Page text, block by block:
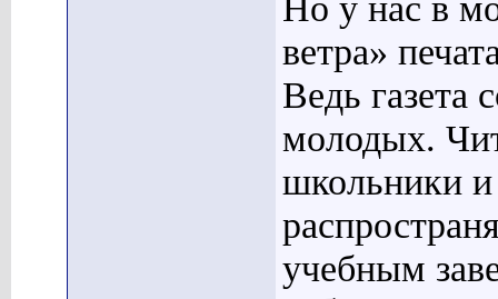
ветра»
Ведь газета
молодых.
школьники и
учебным